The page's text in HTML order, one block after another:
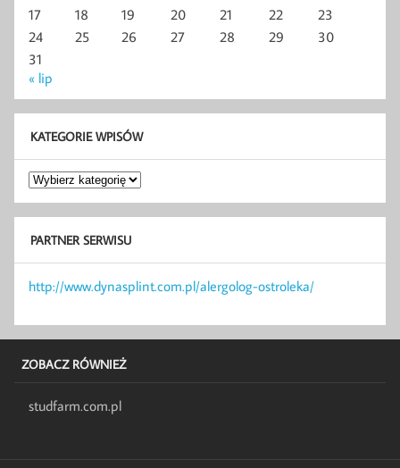
17
18 19 20 21 22
23
24
25 26 27 28 29
30
31
« lip
KATEGORIE WPISÓW
Kategorie
wpisów
PARTNER SERWISU
http://www.dynasplint.com.pl/alergolog-ostroleka/
ZOBACZ RÓWNIEŻ
studfarm.com.pl